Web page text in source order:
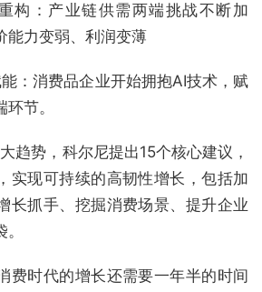
构：产业链供需两端挑战不断加
能力变弱、利润变薄
：消费品企业开始拥抱AI技术，赋
节。
趋势，科尔尼提出15个核心建议，
实现可持续的高韧性增长，包括加
长抓手、挖掘消费场景、提升企业
费时代的增长还需要一年半的时间